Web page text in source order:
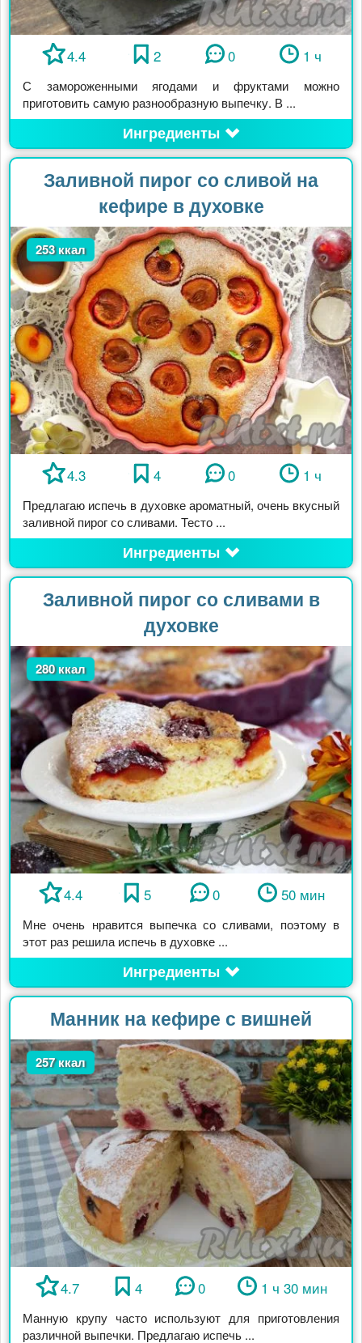
4.4 2 0 1 ч
С замороженными ягодами и фруктами можно
приготовить самую разнообразную выпечку. В ...
Ингредиенты
Заливной пирог со сливой на
кефире в духовке
253 ккал
4.3 4 0 1 ч
Предлагаю испечь в духовке ароматный, очень вкусный
заливной пирог со сливами. Тесто ...
Ингредиенты
Заливной пирог со сливами в
духовке
280 ккал
4.4 5 0 50 мин
Мне очень нравится выпечка со сливами, поэтому в
этот раз решила испечь в духовке ...
Ингредиенты
Манник на кефире с вишней
257 ккал
4.7 4 0 1 ч 30 мин
Манную крупу часто используют для приготовления
различной выпечки. Предлагаю испечь ...